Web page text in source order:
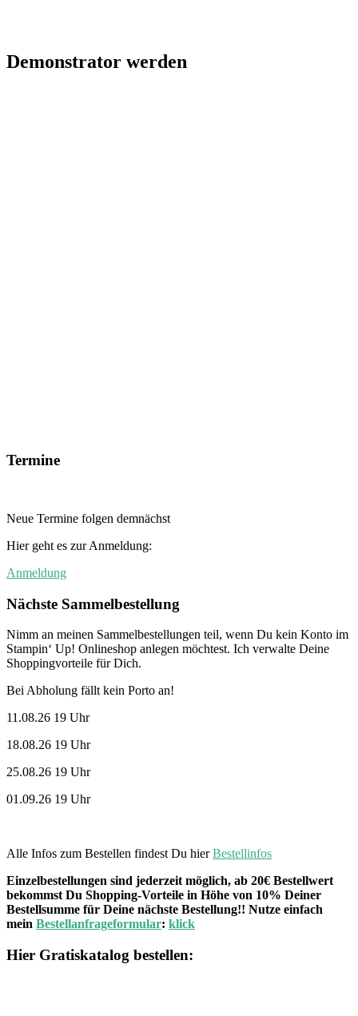
Demonstrator werden
Termine
Neue Termine folgen demnächst
Hier geht es zur Anmeldung:
Anmeldung
Nächste Sammelbestellung
Nimm an meinen Sammelbestellungen teil, wenn Du kein Konto im
Stampin‘ Up! Onlineshop anlegen möchtest. Ich verwalte Deine
Shoppingvorteile für Dich.
Bei Abholung fällt kein Porto an!
11.08.26 19 Uhr
18.08.26 19 Uhr
25.08.26 19 Uhr
01.09.26 19 Uhr
Alle Infos zum Bestellen findest Du hierBestellinfos
Einzelbestellungen sind jederzeit möglich, ab 20€ Bestellwert
bekommst Du Shopping-Vorteile in Höhe von 10% Deiner
Bestellsumme für Deine nächste Bestellung!! Nutze einfach
mein Bestellanfrageformular: klick
Hier Gratiskatalog bestellen: